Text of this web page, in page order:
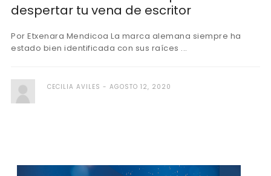
despertar tu vena de escritor
Por Etxenara Mendicoa La marca alemana siempre ha
estado bien identificada con sus raíces ...
CECILIA AVILES AGOSTO 12, 2020